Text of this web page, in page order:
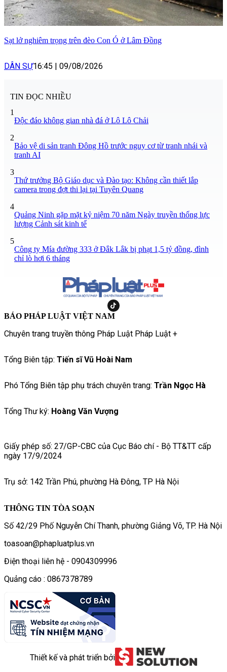
Sạt lở nghiêm trọng trên đèo Con Ó ở Lâm Đồng
DÂN SỰ16:45 | 09/08/2026
TIN ĐỌC NHIỀU
1
Độc đáo không gian nhà đá ở Lô Lô Chải
2
Bảo vệ di sản tranh Đông Hồ trước nguy cơ từ tranh nhái và
tranh AI
3
Thứ trưởng Bộ Giáo dục và Đào tạo: Không cần thiết lắp
camera trong đợt thi lại tại Tuyên Quang
4
Quảng Ninh gặp mặt kỷ niệm 70 năm Ngày truyền thống lực
lượng Cảnh sát kinh tế
5
Công ty Mía đường 333 ở Đắk Lắk bị phạt 1,5 tỷ đồng, đình
chỉ lò hơi 6 tháng
BÁO PHÁP LUẬT VIỆT NAM
Chuyên trang truyền thông Pháp Luật Pháp Luật +
Tổng Biên tập: Tiến sĩ Vũ Hoài Nam
Phó Tổng Biên tập phụ trách chuyên trang: Trần Ngọc Hà
Tổng Thư ký: Hoàng Văn Vượng
Giấy phép số: 27/GP-CBC của Cục Báo chí - Bộ TT&TT cấp
ngày 17/9/2024
Trụ sở: 142 Trần Phú, phường Hà Đông, TP Hà Nội
THÔNG TIN TÒA SOẠN
Số 42/29 Phố Nguyễn Chí Thanh, phường Giảng Võ, TP. Hà Nội
toasoan@phapluatplus.vn
Điện thoại liên hệ - 0904309996
Quảng cáo : 0867378789
Thiết kế và phát triển bởi